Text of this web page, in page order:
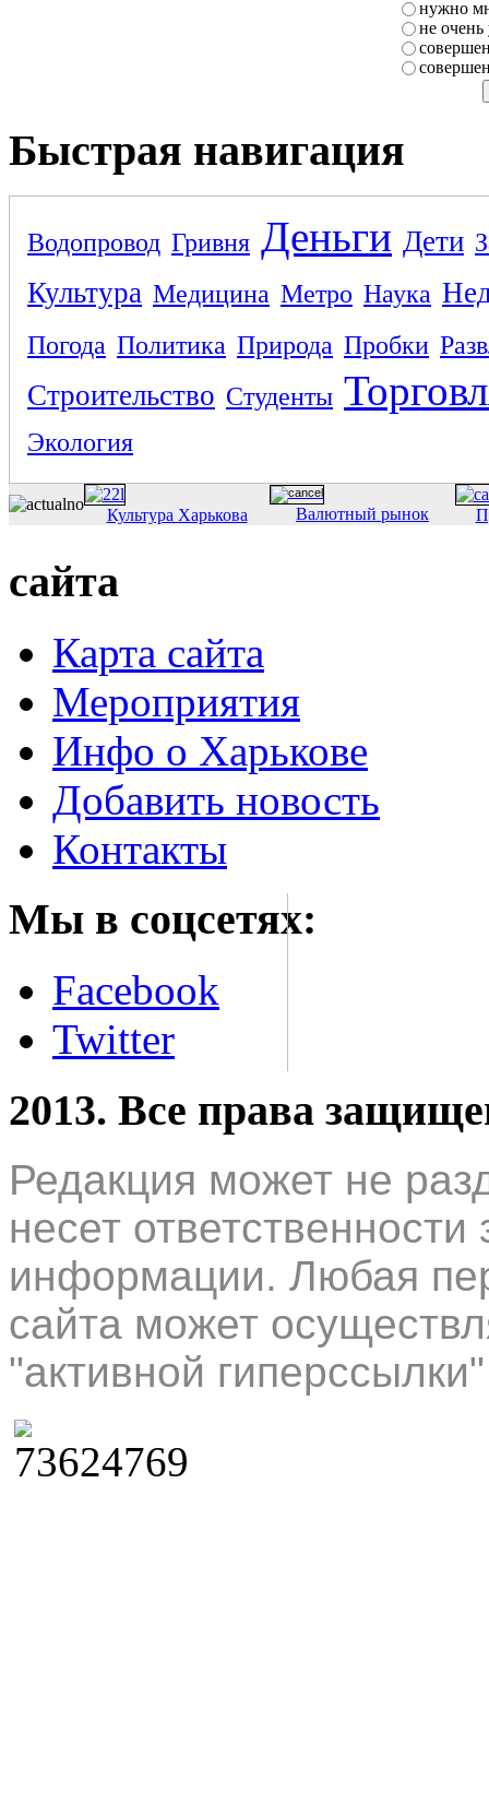
нужно
не очень
Быстрая навигация
Водопровод Гривня Деньги Дети
Культура Медицина Метро Наука
Погода Политика Природа Пробки
Строительство Студенты
Экология
Культура Харькова Валютный рынок
сайта
Карта сайта
Мероприятия
Инфо о Харькове
Добавить новость
Контакты
Мы в соцсетях:
Facebook
Twitter
2013. Все права
Редакция может не
несет
информации. Любая
сайта может
"активной